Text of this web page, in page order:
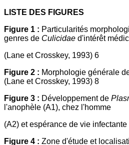
LISTE DES FIGURES
Figure 1 : Particularités
genres de Culicidae d'intérêt
(Lane et Crosskey, 1993) 6
Figure 2 : Morphologie générale
(Lane et Crosskey, 1993) 8
Figure 3 : Développement de
l'anophèle (A1), chez l'homme
(A2) et espérance de vie
Figure 4 : Zone d'étude et